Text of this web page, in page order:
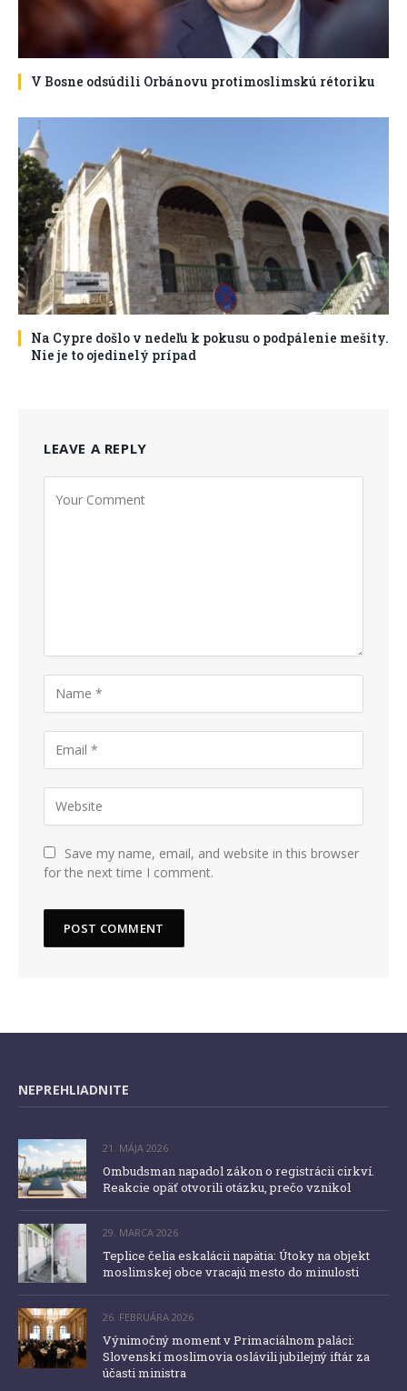
V Bosne odsúdili Orbánovu protimoslimskú rétoriku
Na Cypre došlo v nedeľu k pokusu o podpálenie mešity.
Nie je to ojedinelý prípad
LEAVE A REPLY
Save my name, email, and website in this browser
for the next time I comment.
NEPREHLIADNITE
21. MÁJA 2026
Ombudsman napadol zákon o registrácii cirkví.
Reakcie opäť otvorili otázku, prečo vznikol
29. MARCA 2026
Teplice čelia eskalácii napätia: Útoky na objekt
moslimskej obce vracajú mesto do minulosti
26. FEBRUÁRA 2026
Výnimočný moment v Primaciálnom paláci:
Slovenskí moslimovia oslávili jubilejný iftár za
účasti ministra